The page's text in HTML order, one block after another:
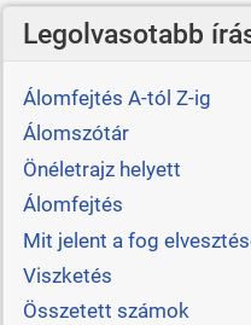
Legolvasotabb
Álomfejtés A-tól Z-ig
Álomszótár
Önéletrajz helyett
Álomfejtés
Mit jelent a fog
Viszketés
Összetett számok